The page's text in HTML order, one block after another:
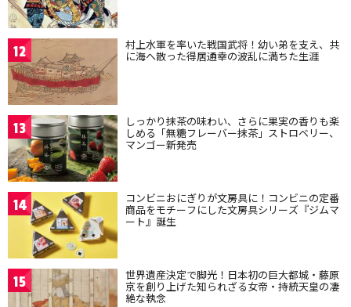
12 村上水軍を率いた戦国武将！幼い弟を支え、共
に海へ散った得居通幸の波乱に満ちた生涯
13 しっかり抹茶の味わい、さらに果実の香りも楽
しめる「無糖フレーバー抹茶」ストロベリー、
マンゴー新発売
14 コンビニおにぎりが文房具に！コンビニの定番
商品をモチーフにした文房具シリーズ『ジムマ
ート』誕生
15 世界遺産決定で脚光！日本初の巨大都城・藤原
京を創り上げた知られざる女帝・持統天皇の凄
絶な執念